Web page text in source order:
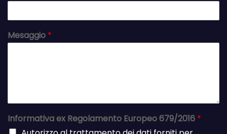
Mesaggio *
Informativa ex Regolamento Europeo 679/2016 *